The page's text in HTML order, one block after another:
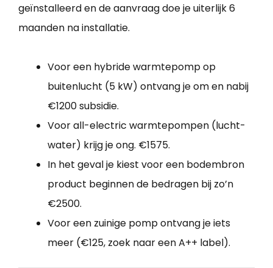
geïnstalleerd en de aanvraag doe je uiterlijk 6
maanden na installatie.
Voor een hybride warmtepomp op
buitenlucht (5 kW) ontvang je om en nabij
€1200 subsidie.
Voor all-electric warmtepompen (lucht-
water) krijg je ong. €1575.
In het geval je kiest voor een bodembron
product beginnen de bedragen bij zo’n
€2500.
Voor een zuinige pomp ontvang je iets
meer (€125, zoek naar een A++ label).